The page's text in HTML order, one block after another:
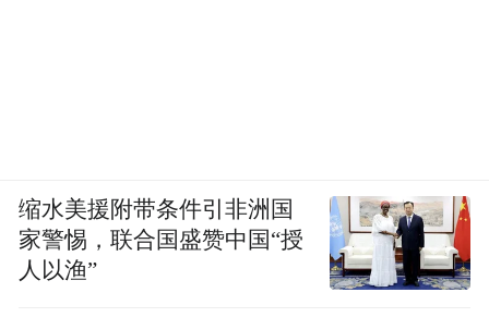
缩水美援附带条件引非洲国
家警惕，联合国盛赞中国“授
人以渔”